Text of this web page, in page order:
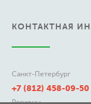
КОНТАКТНАЯ
Санкт-Петербург
+7 (812) 458-09-50
Регионы